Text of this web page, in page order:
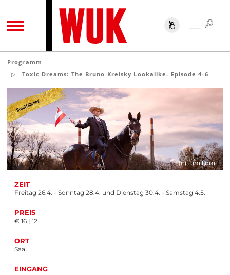
TOGGLE NAVIGATION SUCHE
Programm
Toxic Dreams: The Bruno Kreisky Lookalike. Episode 4-6
ZEIT
Freitag 26.4. - Sonntag 28.4. und Dienstag 30.4. - Samstag 4.5.
PREIS
€ 16 | 12
ORT
Saal
EINGANG
(c) TimTom